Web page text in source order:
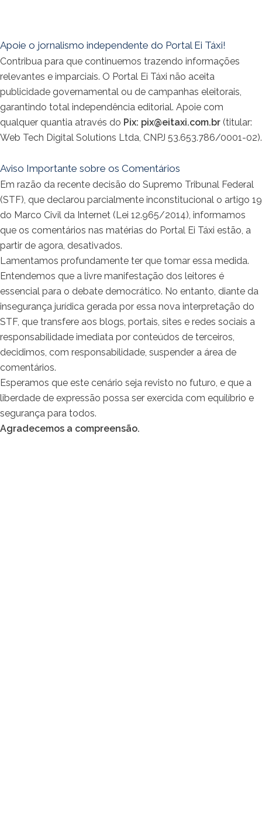
Apoie o jornalismo independente do Portal Ei Táxi!
Contribua para que continuemos trazendo informações
relevantes e imparciais. O Portal Ei Táxi não aceita
publicidade governamental ou de campanhas eleitorais,
garantindo total independência editorial. Apoie com
qualquer quantia através do Pix: pix@eitaxi.com.br (titular:
Web Tech Digital Solutions Ltda, CNPJ 53.653.786/0001-02).
Aviso Importante sobre os Comentários
Em razão da recente decisão do Supremo Tribunal Federal
(STF), que declarou parcialmente inconstitucional o artigo 19
do Marco Civil da Internet (Lei 12.965/2014), informamos
que os comentários nas matérias do Portal Ei Táxi estão, a
partir de agora, desativados.
Lamentamos profundamente ter que tomar essa medida.
Entendemos que a livre manifestação dos leitores é
essencial para o debate democrático. No entanto, diante da
insegurança jurídica gerada por essa nova interpretação do
STF, que transfere aos blogs, portais, sites e redes sociais a
responsabilidade imediata por conteúdos de terceiros,
decidimos, com responsabilidade, suspender a área de
comentários.
Esperamos que este cenário seja revisto no futuro, e que a
liberdade de expressão possa ser exercida com equilíbrio e
segurança para todos.
Agradecemos a compreensão.